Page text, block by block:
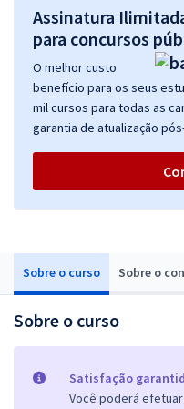
Sobre o curso Sobre o
Sobre o curso
Satisfação
Você poderá
Assinatura
para concursos
O melhor custo
benefício para os seus
mil cursos para todas as
garantia de atualização